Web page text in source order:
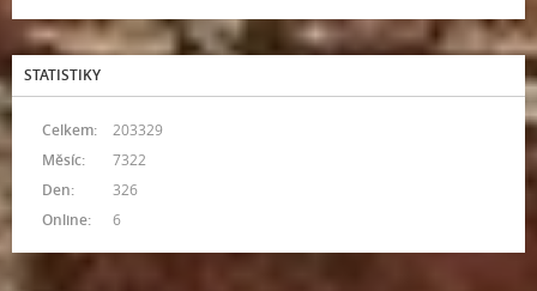
STATISTIKY
Online: 6
Celkem:
203329
Měsíc:
7322
Den:
326